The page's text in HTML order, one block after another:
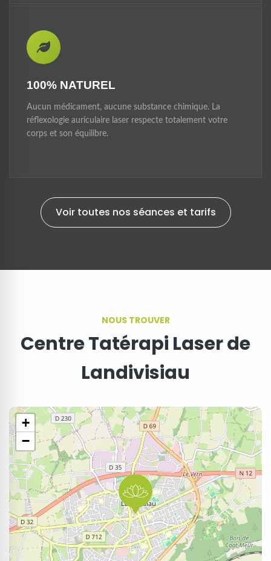
100% NATUREL
Aucun médicament, aucune substance chimique. La
réflexologie auriculaire laser respecte totalement votre
corps et son équilibre.
Voir toutes nos séances et tarifs
NOUS TROUVER
Centre Tatérapi Laser de
Landivisiau
+
−